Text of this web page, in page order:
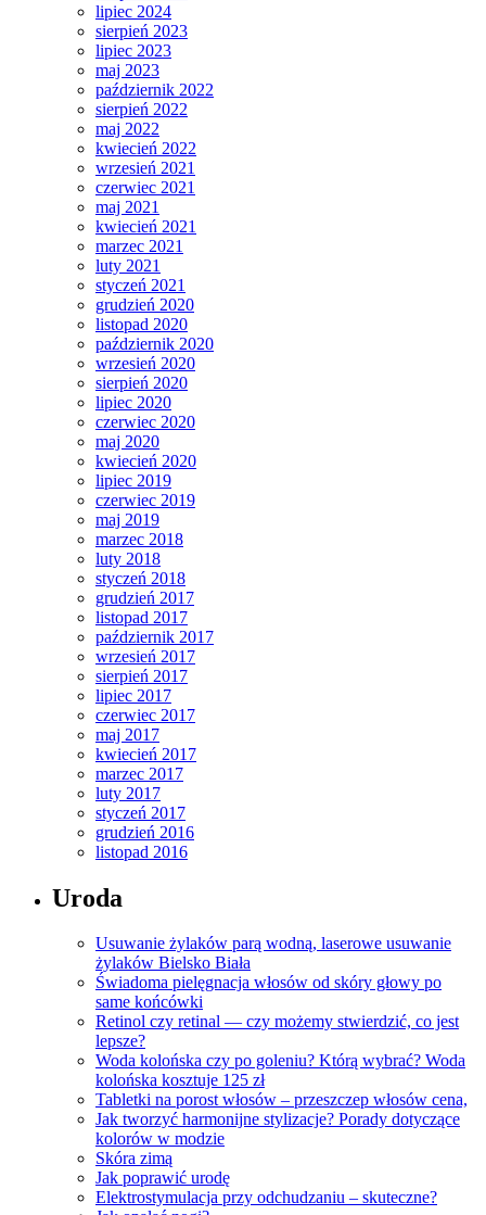
lipiec 2024
sierpień 2023
lipiec 2023
maj 2023
październik 2022
sierpień 2022
maj 2022
kwiecień 2022
wrzesień 2021
czerwiec 2021
maj 2021
kwiecień 2021
marzec 2021
luty 2021
styczeń 2021
grudzień 2020
listopad 2020
październik 2020
wrzesień 2020
sierpień 2020
lipiec 2020
czerwiec 2020
maj 2020
kwiecień 2020
lipiec 2019
czerwiec 2019
maj 2019
marzec 2018
luty 2018
styczeń 2018
grudzień 2017
listopad 2017
październik 2017
wrzesień 2017
sierpień 2017
lipiec 2017
czerwiec 2017
maj 2017
kwiecień 2017
marzec 2017
luty 2017
styczeń 2017
grudzień 2016
listopad 2016
Uroda
Usuwanie żylaków parą wodną, laserowe usuwanie
żylaków Bielsko Biała
Świadoma pielęgnacja włosów od skóry głowy po
same końcówki
Retinol czy retinal — czy możemy stwierdzić, co jest
lepsze?
Woda kolońska czy po goleniu? Którą wybrać? Woda
kolońska kosztuje 125 zł
Tabletki na porost włosów – przeszczep włosów cena,
Jak tworzyć harmonijne stylizacje? Porady dotyczące
kolorów w modzie
Skóra zimą
Jak poprawić urodę
Elektrostymulacja przy odchudzaniu – skuteczne?